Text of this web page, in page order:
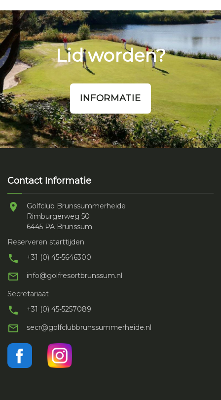
Lid worden?
INFORMATIE
Contact Informatie
Golfclub Brunssummerheide
Rimburgerweg 50
6445 PA Brunssum
Reserveren starttijden
+31 (0) 45-5646300
info@golfresortbrunssum.nl
Secretariaat
+31 (0) 45-5257089
secr@golfclubbrunssummerheide.nl